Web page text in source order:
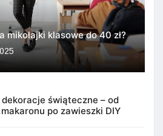
mikołajki klasowe do 40 zł?
dekoracje świąteczne – od
po zawieszki DIY